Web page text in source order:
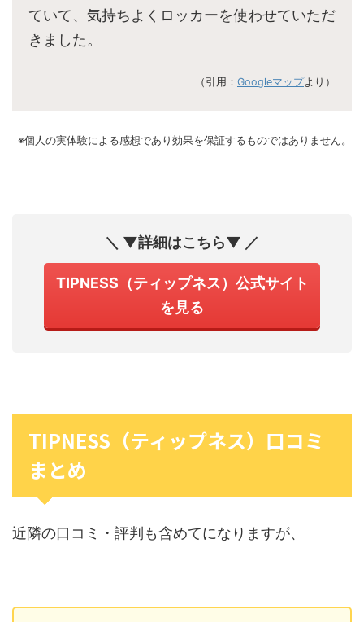
ていて、気持ちよくロッカーを使わせていただ
きました。
（引用： Googleマップより）
※個人の実体験による感想であり効果を保証するものではありません。
＼ ▼詳細はこちら▼ ／
TIPNESS（ティップネス）公式サイト
を見る
TIPNESS（ティップネス）口コミ
まとめ
近隣の口コミ・評判も含めてになりますが、